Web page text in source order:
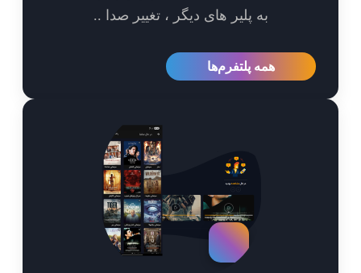
به پلیر های دیگر ، تغییر صدا ..
همه پلتفرم‌ها